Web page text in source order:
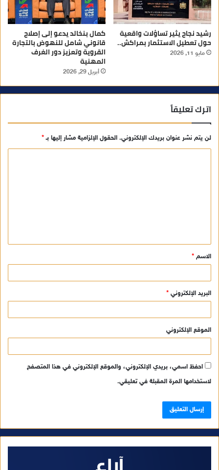
رشيد نجاح يثير تساؤلات واقعية
حول تعطيل الاستثمار بمراكش..
مايو 11, 2026
كمال بنخالد يدعو إلى إصلاح
قانوني شامل للنهوض بالتجارة
القروية وتعزيز دور الغرف
المهنية
أبريل 29, 2026
اترك تعليقاً
لن يتم نشر عنوان بريدك الإلكتروني. الحقول الإلزامية مشار إليها بـ*
ق
*
الاسم *
البريد الإلكتروني *
الموقع الإلكتروني
احفظ اسمي، بريدي الإلكتروني، والموقع الإلكتروني في هذا المتصفح
لاستخدامها المرة المقبلة في تعليقي.